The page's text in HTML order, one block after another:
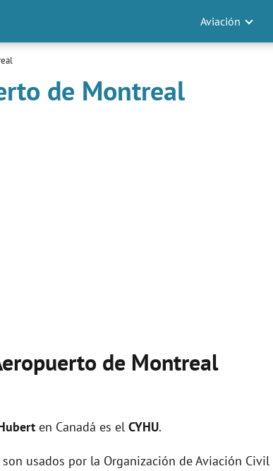
Aviación
de Montreal
de Montreal
en Canadá es el CYHU.
usados por la Organización de Aviación Civil